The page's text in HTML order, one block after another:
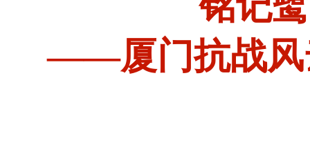
——厦门抗战风